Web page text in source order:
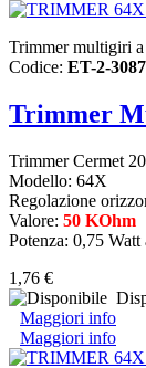
Trimmer multigiri
Codice: ET-2-
Trimmer
Trimmer Cermet
Modello: 64X
Regolazione
Valore: 50 KOhm
Potenza: 0,75 Watt
1,76 €
Maggiori info
Maggiori info